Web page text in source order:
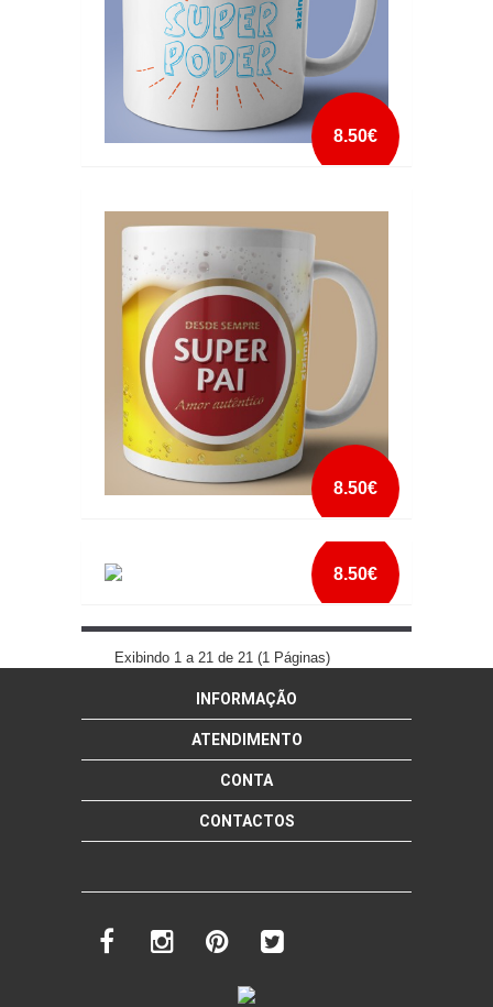
8.50€
SUPERPODER
mais info
add à lista
8.50€
8.50€
ESTA CANECA PERTENCE AO MELHOR PAI
DO MUNDO
mais info
add à lista
Exibindo 1 a 21 de 21 (1 Páginas)
INFORMAÇÃO
ATENDIMENTO
CONTA
CONTACTOS